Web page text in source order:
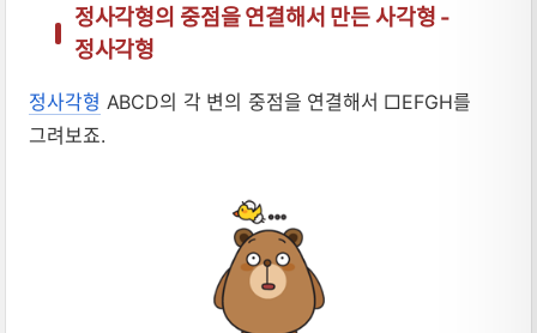
정사각형의 중점을 연결해서 만든 사각형 -
정사각형
정사각형 ABCD의 각 변의 중점을 연결해서 □EFGH를
그려보죠.